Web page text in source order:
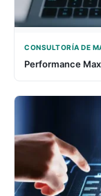
CONSULTORÍA DE
Performance